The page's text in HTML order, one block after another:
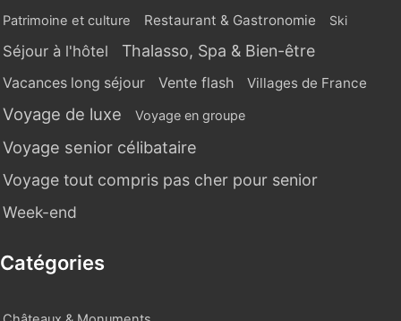
Patrimoine et culture Restaurant & Gastronomie Ski
Séjour à l'hôtel Thalasso, Spa & Bien-être
Vacances long séjour Vente flash Villages de France
Voyage de luxe Voyage en groupe
Voyage senior célibataire
Voyage tout compris pas cher pour senior
Week-end
Catégories